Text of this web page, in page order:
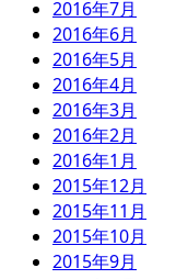
2016年7月
2016年6月
2016年5月
2016年4月
2016年3月
2016年2月
2016年1月
2015年12月
2015年11月
2015年10月
2015年9月